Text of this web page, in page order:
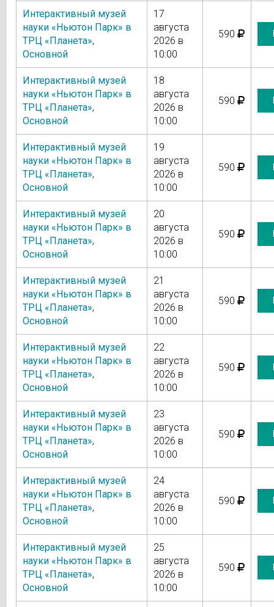
Интерактивный музей
науки «Ньютон Парк» в
ТРЦ «Планета»,
Основной
17
августа
2026 в
10:00
590
Интерактивный музей
науки «Ньютон Парк» в
ТРЦ «Планета»,
Основной
18
августа
2026 в
10:00
590
Интерактивный музей
науки «Ньютон Парк» в
ТРЦ «Планета»,
Основной
19
августа
2026 в
10:00
590
Интерактивный музей
науки «Ньютон Парк» в
ТРЦ «Планета»,
Основной
20
августа
2026 в
10:00
590
Интерактивный музей
науки «Ньютон Парк» в
ТРЦ «Планета»,
Основной
21
августа
2026 в
10:00
590
Интерактивный музей
науки «Ньютон Парк» в
ТРЦ «Планета»,
Основной
22
августа
2026 в
10:00
590
Интерактивный музей
науки «Ньютон Парк» в
ТРЦ «Планета»,
Основной
23
августа
2026 в
10:00
590
Интерактивный музей
науки «Ньютон Парк» в
ТРЦ «Планета»,
Основной
24
августа
2026 в
10:00
590
Интерактивный музей
науки «Ньютон Парк» в
ТРЦ «Планета»,
Основной
25
августа
2026 в
10:00
590